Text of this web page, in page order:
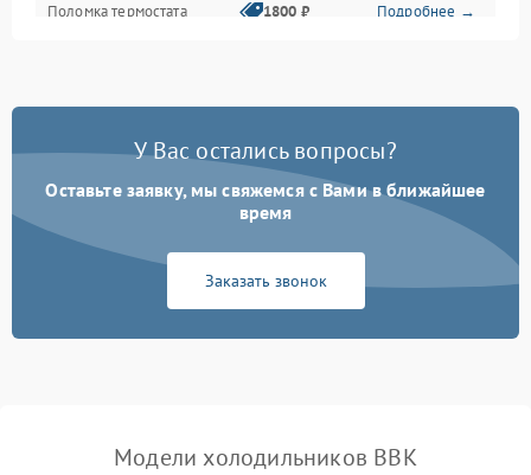
Поломка термостата 1800 ₽ Подробнее →
Образование конденсата
1800 ₽ Подробнее →
Сбой в работе инвертора
работе
2000 ₽ Подробнее →
У Вас остались вопросы?
Оставьте заявку, мы свяжемся с Вами в ближайшее
время
Заказать звонок
Модели холодильников BBK